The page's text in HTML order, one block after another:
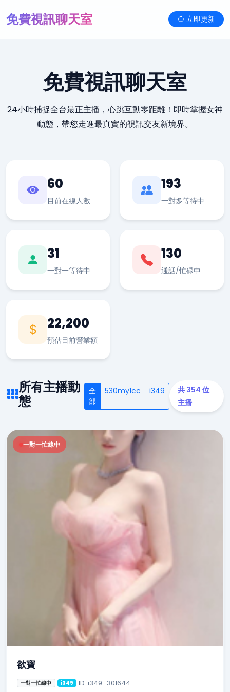
免費視訊聊天室 立即更新
免費視訊聊天室
24小時捕捉全台最正主播，心跳互動零距離！即時掌握女神
動態，帶您走進最真實的視訊交友新境界。
60
目前在線人數
193
一對多等待中
31
一對一等待中
130
通話/忙碌中
22,200
預估目前營業額
所有主播動
態
全
部
530my1cc i349
共 354 位
主播
一對一忙線中
欲寶
一對一忙線中 i349 ID: i349_301644